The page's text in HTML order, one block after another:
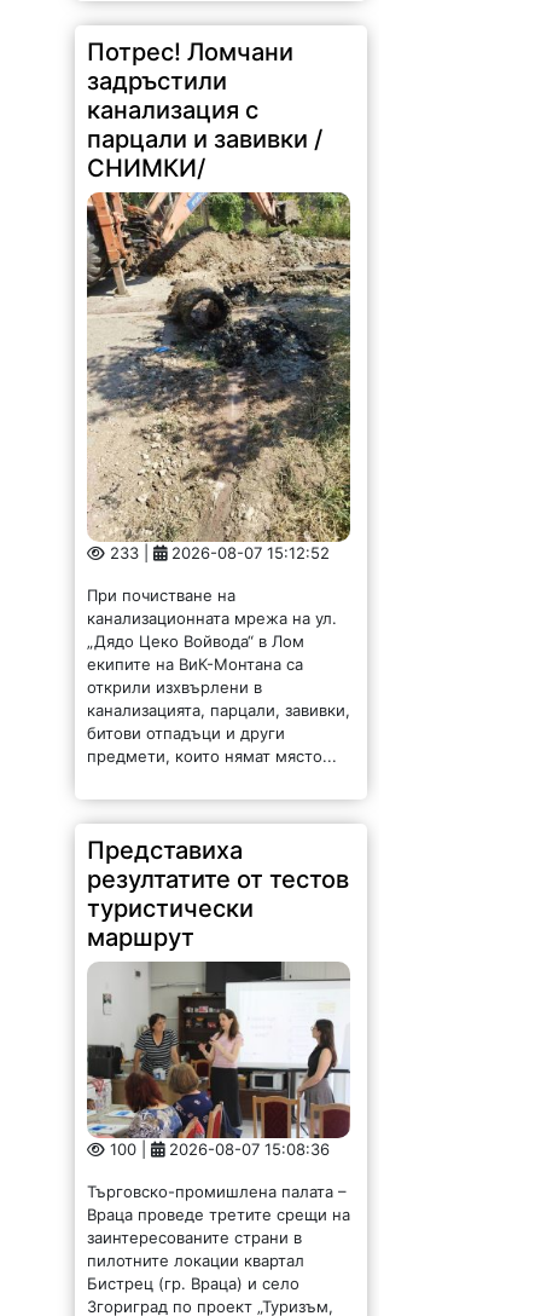
Потрес! Ломчани
задръстили
канализация с
парцали и завивки /
СНИМКИ/
233 | 2026-08-07 15:12:52
При почистване на
канализационната мрежа на ул.
„Дядо Цеко Войвода“ в Лом
екипите на ВиК-Монтана са
открили изхвърлени в
канализацията, парцали, завивки,
битови отпадъци и други
предмети, които нямат място...
Представиха
резултатите от тестов
туристически
маршрут
100 | 2026-08-07 15:08:36
Търговско-промишлена палата –
Враца проведе третите срещи на
заинтересованите страни в
пилотните локации квартал
Бистрец (гр. Враца) и село
Згориград по проект „Туризъм,